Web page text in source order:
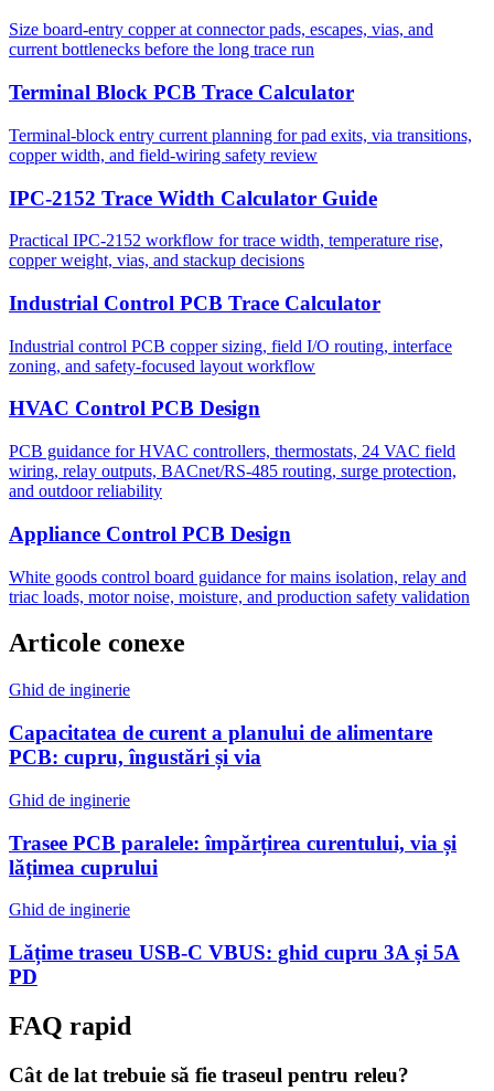
Size board-entry copper at connector pads, escapes, vias, and
current bottlenecks before the long trace run
Terminal Block PCB Trace Calculator
Terminal-block entry current planning for pad exits, via transitions,
copper width, and field-wiring safety review
IPC-2152 Trace Width Calculator Guide
Practical IPC-2152 workflow for trace width, temperature rise,
copper weight, vias, and stackup decisions
Industrial Control PCB Trace Calculator
Industrial control PCB copper sizing, field I/O routing, interface
zoning, and safety-focused layout workflow
HVAC Control PCB Design
PCB guidance for HVAC controllers, thermostats, 24 VAC field
wiring, relay outputs, BACnet/RS-485 routing, surge protection,
and outdoor reliability
Appliance Control PCB Design
White goods control board guidance for mains isolation, relay and
triac loads, motor noise, moisture, and production safety validation
Articole conexe
Ghid de inginerie
Capacitatea de curent a planului de alimentare
PCB: cupru, îngustări și via
Ghid de inginerie
Trasee PCB paralele: împărțirea curentului, via și
lățimea cuprului
Ghid de inginerie
Lățime traseu USB-C VBUS: ghid cupru 3A și 5A
PD
FAQ rapid
Cât de lat trebuie să fie traseul pentru releu?